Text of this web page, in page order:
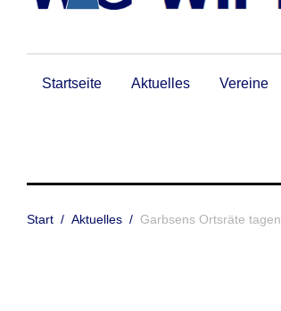
Startseite Aktuelles Vereine
Start / Aktuelles / Garbsens Ortsräte tagen